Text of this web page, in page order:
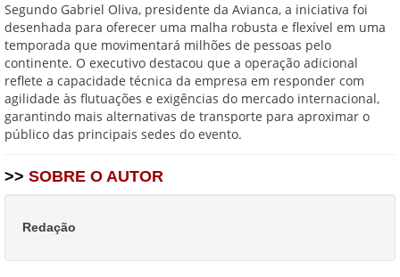
Segundo Gabriel Oliva, presidente da Avianca, a iniciativa foi
desenhada para oferecer uma malha robusta e flexível em uma
temporada que movimentará milhões de pessoas pelo
continente. O executivo destacou que a operação adicional
reflete a capacidade técnica da empresa em responder com
agilidade às flutuações e exigências do mercado internacional,
garantindo mais alternativas de transporte para aproximar o
público das principais sedes do evento.
>> SOBRE O AUTOR
Redação